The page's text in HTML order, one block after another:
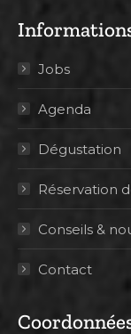
Jobs
Agenda
Dégustation
Réservation
Conseils &
Contact